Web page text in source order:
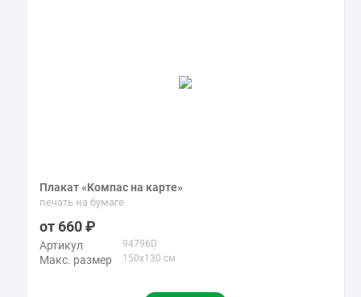
Плакат «Компас на карте»
печать на бумаге
660
Артикул 94796D
Макс. размер 150x130 см